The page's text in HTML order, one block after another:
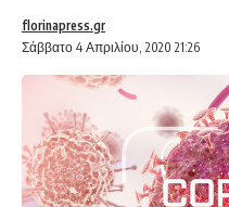
Σάββατο 4 Απριλίου, 2020 21:26
florinapress.gr